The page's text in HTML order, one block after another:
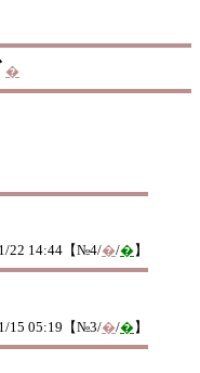
�
22 14:44【№4/�/�】
15 05:19【№3/�/�】